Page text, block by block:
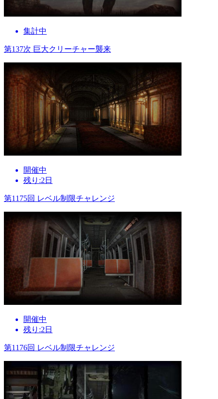
集計中
第137次 巨大クリーチャー襲来
開催中
残り:2日
第1175回 レベル制限チャレンジ
開催中
残り:2日
第1176回 レベル制限チャレンジ